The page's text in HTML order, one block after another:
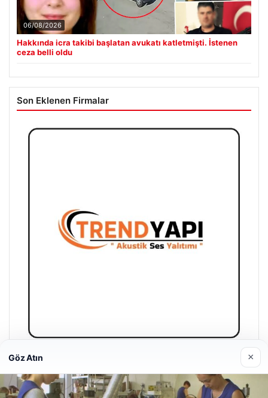
Hakkında icra takibi başlatan avukatı katletmişti. İstenen
ceza belli oldu
Göz Atın ×